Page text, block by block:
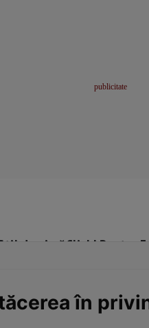
de viațăClick! Pentru
în